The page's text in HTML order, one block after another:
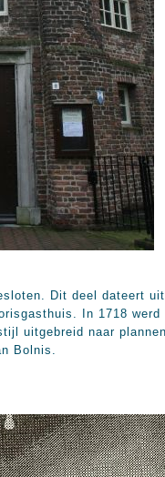
Dit deel dateert uit
In 1718 werd
uitgebreid naar
Bolnis.